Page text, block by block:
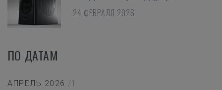
24 ФЕВРАЛЯ 2026
ПО ДАТАМ
АПРЕЛЬ 2026 /1